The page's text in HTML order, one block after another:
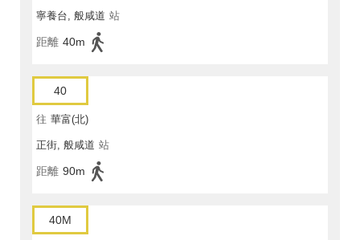
寧養台, 般咸道 站
距離 40m
40
往 華富(北)
正街, 般咸道 站
距離 90m
40M